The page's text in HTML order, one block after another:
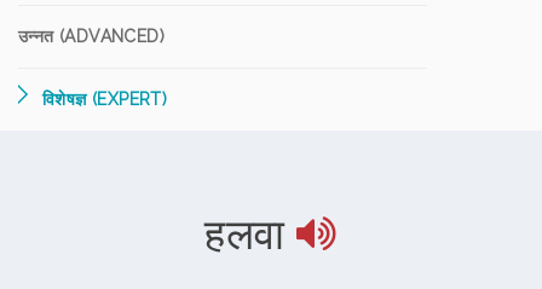
उन्नत (ADVANCED)
विशेषज्ञ (EXPERT)
हलवा